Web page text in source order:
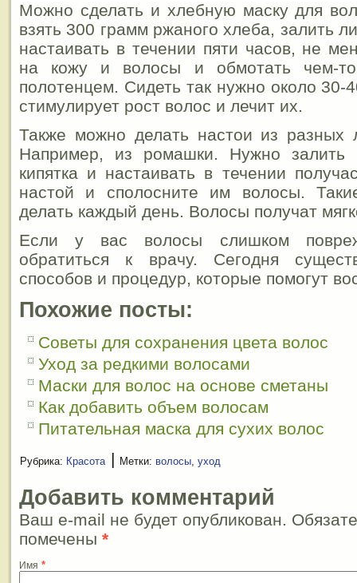
Можно сделать и хлебную маску для
взять 300 грамм ржаного хлеба, залить
настаивать в течении пяти часов, не
на кожу и волосы и обмотать чем-
полотенцем. Сидеть так нужно около 30-
стимулирует рост волос и лечит их.
Также можно делать настои из разных
Например, из ромашки. Нужно залить
кипятка и настаивать в течении
настой и сполосните им волосы.
делать каждый день. Волосы получат
Если у вас волосы слишком
обратиться к врачу. Сегодня
способов и процедур, которые помогут
Похожие посты:
Советы для сохранения цвета волос
Уход за редкими волосами
Маски для волос на основе сметаны
Как добавить объем волосам
Питательная маска для сухих волос
Рубрика: Красота | Метки: волосы, уход
Добавить комментарий
Ваш e-mail не будет опубликован.
помечены *
Имя *